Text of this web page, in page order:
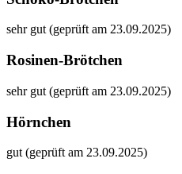
sehr gut (geprüft am 23.09.2025)
Rosinen-Brötchen
sehr gut (geprüft am 23.09.2025)
Hörnchen
gut (geprüft am 23.09.2025)